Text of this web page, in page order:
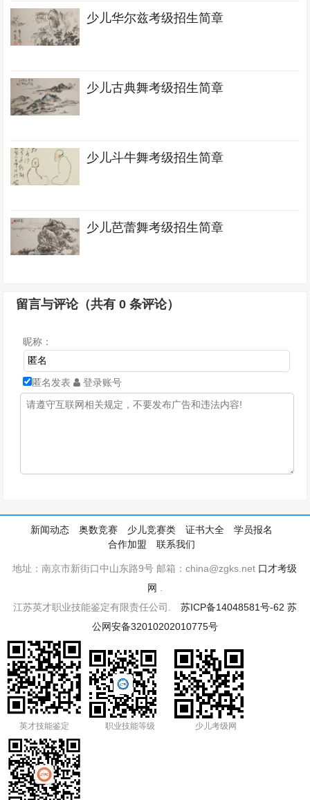
少儿华尔兹考级招生简章
少儿古典舞考级招生简章
少儿斗牛舞考级招生简章
少儿芭蕾舞考级招生简章
留言与评论（共有0 条评论）
昵称：
匿名发表 登录账号
新闻动态 奥数竞赛 少儿竞赛类 证书大全
学员报名
合作加盟
联系我们
地址：南京市新街口中山东路9号 邮箱：china@zgks.net 口才考级
网
江苏英才职业技能鉴定有限责任公司. 苏ICP备14048581号-62 苏
公网安备32010202010775号
英才技能鉴定 职业技能等级 少儿考级网